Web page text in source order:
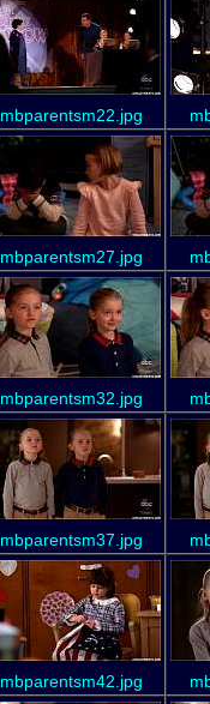
mbparentsm22.jpg
mbparentsm27.jpg
mbparentsm32.jpg
mbparentsm37.jpg
mbparentsm42.jpg